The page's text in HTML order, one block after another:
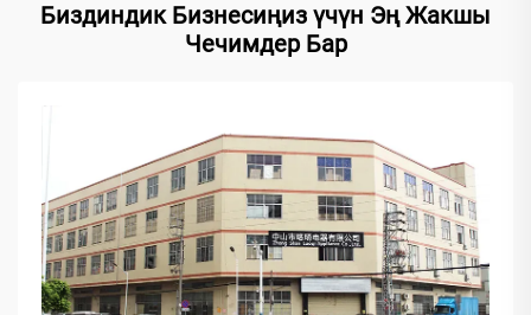
Биздиндик Бизнесиңиз үчүн Эң Жакшы
Чечимдер Бар